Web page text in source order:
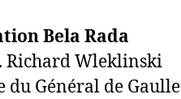
Bela Rada
Richard Wleklinski
du Général de Gaulle